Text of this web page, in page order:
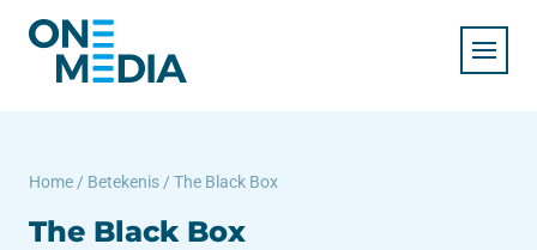
Home / Betekenis / The Black Box
The Black Box